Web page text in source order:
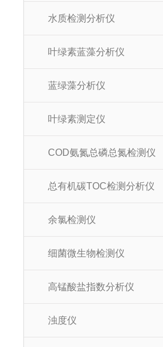
水质检测分析仪
叶绿素蓝藻分析仪
蓝绿藻分析仪
叶绿素测定仪
COD氨氮总磷总氮检测仪
总有机碳TOC检测分析仪
余氯检测仪
细菌微生物检测仪
高锰酸盐指数分析仪
浊度仪